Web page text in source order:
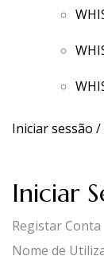
Iniciar sessão
Iniciar
Registar Conta
Nome de